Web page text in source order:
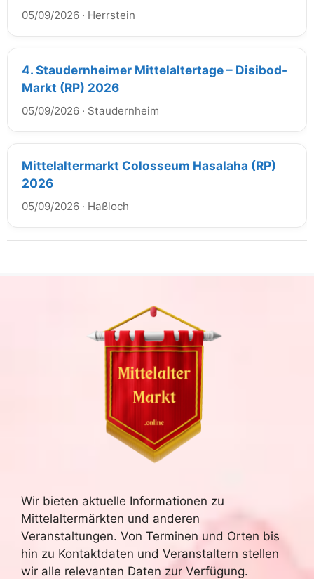
05/09/2026 · Herrstein
4. Staudernheimer Mittelaltertage – Disibod-
Markt (RP) 2026
05/09/2026 · Staudernheim
Mittelaltermarkt Colosseum Hasalaha (RP)
2026
05/09/2026 · Haßloch
Wir bieten aktuelle Informationen zu
Mittelaltermärkten und anderen
Veranstaltungen. Von Terminen und Orten bis
hin zu Kontaktdaten und Veranstaltern stellen
wir alle relevanten Daten zur Verfügung.